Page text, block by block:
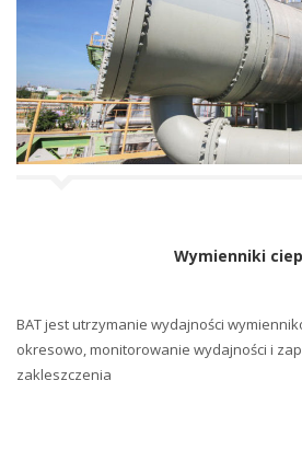
Wymienniki
BAT jest utrzymanie wydajności
okresowo, monitorowanie wydajności i
zakleszczenia